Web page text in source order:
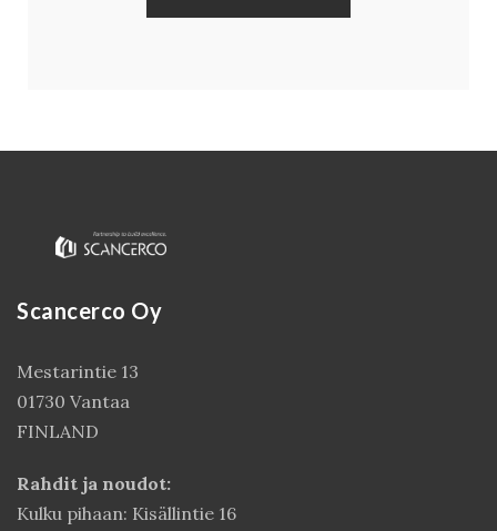
Scancerco Oy
Mestarintie 13
01730 Vantaa
FINLAND
Rahdit ja noudot:
Kulku pihaan: Kisällintie 16